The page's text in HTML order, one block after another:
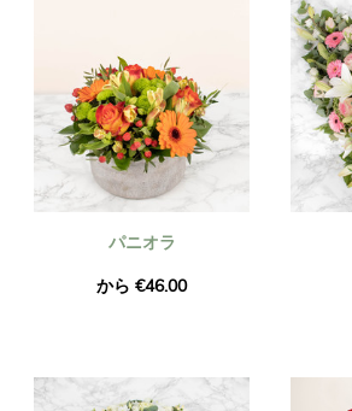
パニオラ
から €46.00